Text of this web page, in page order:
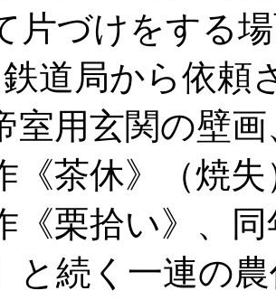
片づけをする
道局から依頼
室用玄関の壁
《茶休》（焼
《栗拾い》、
と続く一連の